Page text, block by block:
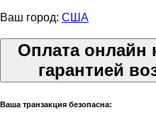
Ваш город: США
Оплата онлайн
гарантией
Ваша транзакция безопасна: